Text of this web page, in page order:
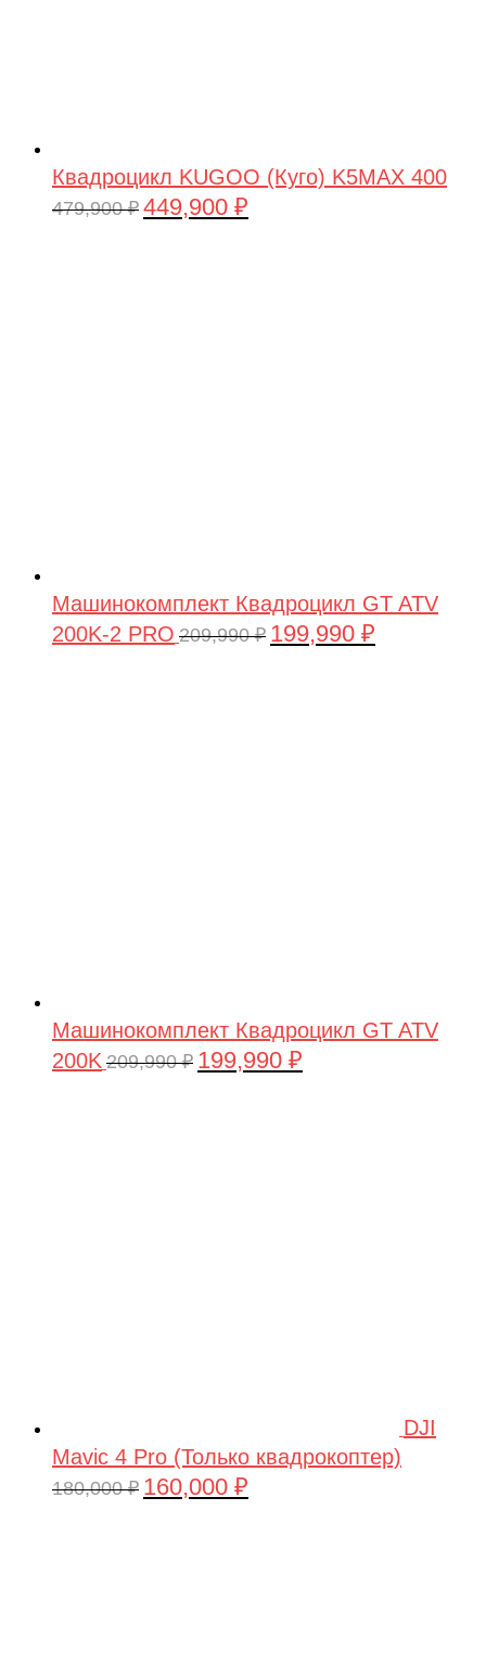
Квадроцикл KUGOO (Куго) K5MAX 400
479,900₽ Первоначальная
449,900 ₽
Машинокомплект Квадроцикл GT ATV
200K-2 PRO 209,990₽ Первоначальная
199,990 ₽
Машинокомплект Квадроцикл GT ATV
200K 209,990₽ Первоначальная
199,990 ₽
DJI
Mavic 4 Pro (Только квадрокоптер)
180,000₽ Первоначальная
160,000 ₽